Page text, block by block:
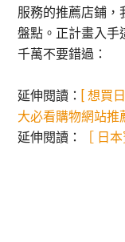
服務的推薦店鋪，
盤點。正計畫入手
千萬不要錯過：
延伸閱讀： [ 想買
大必看購物網站推
延伸閱讀：
［ 日